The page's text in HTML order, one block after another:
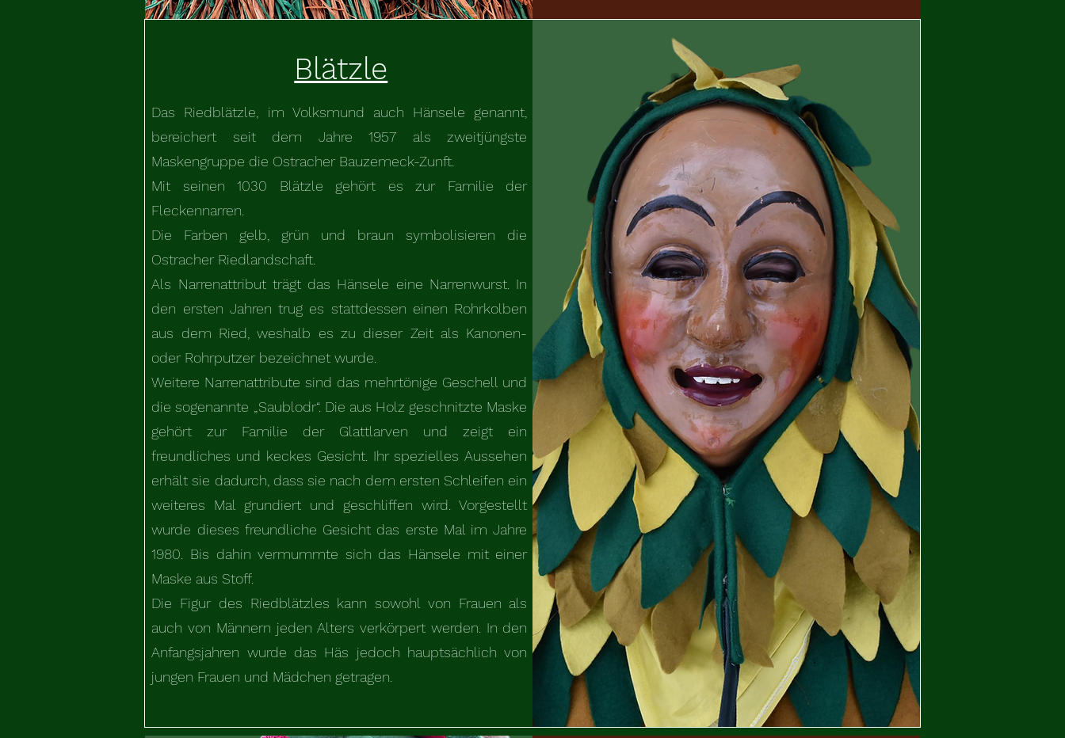
Blätzle
Das Riedblätzle, im Volksmund auch Hänsele genannt,
bereichert seit dem Jahre 1957 als zweitjüngste
Maskengruppe die Ostracher Bauzemeck-Zunft.
Mit seinen 1030 Blätzle gehört es zur Familie der
Fleckennarren.
Die Farben gelb, grün und braun symbolisieren die
Ostracher Riedlandschaft.
Als Narrenattribut trägt das Hänsele eine Narrenwurst. In
den ersten Jahren trug es stattdessen einen Rohrkolben
aus dem Ried, weshalb es zu dieser Zeit als Kanonen-
oder Rohrputzer bezeichnet wurde.
Weitere Narrenattribute sind das mehrtönige Geschell und
die sogenannte „Saublodr“. Die aus Holz geschnitzte Maske
gehört zur Familie der Glattlarven und zeigt ein
freundliches und keckes Gesicht. Ihr spezielles Aussehen
erhält sie dadurch, dass sie nach dem ersten Schleifen ein
weiteres Mal grundiert und geschliffen wird. Vorgestellt
wurde dieses freundliche Gesicht das erste Mal im Jahre
1980. Bis dahin vermummte sich das Hänsele mit einer
Maske aus Stoff.
Die Figur des Riedblätzles kann sowohl von Frauen als
auch von Männern jeden Alters verkörpert werden. In den
Anfangsjahren wurde das Häs jedoch hauptsächlich von
jungen Frauen und Mädchen getragen.